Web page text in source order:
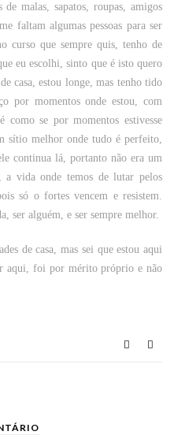
de malas, sapatos, roupas, amigos
faltam algumas pessoas para ser
curso que sempre quis, tenho de
eu escolhi, sinto que é isto quero
casa, estou longe, mas tenho tido
por momentos onde estou, com
se por momentos estivesse
sítio melhor onde tudo é perfeito,
continua lá, portanto não era um
vida onde temos de lutar pelos
só o fortes vencem e resistem.
ser alguém, e ser sempre melhor.
de casa, mas sei que estou aqui
aqui, foi por mérito próprio e não